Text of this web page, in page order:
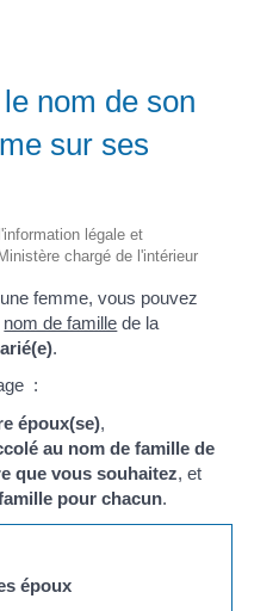
nom de son
sur ses
légale et
chargé de l'intérieur
femme, vous pouvez
nom de famille de la
.
:
époux(se),
au nom de famille de
que vous souhaitez, et
pour chacun.
époux